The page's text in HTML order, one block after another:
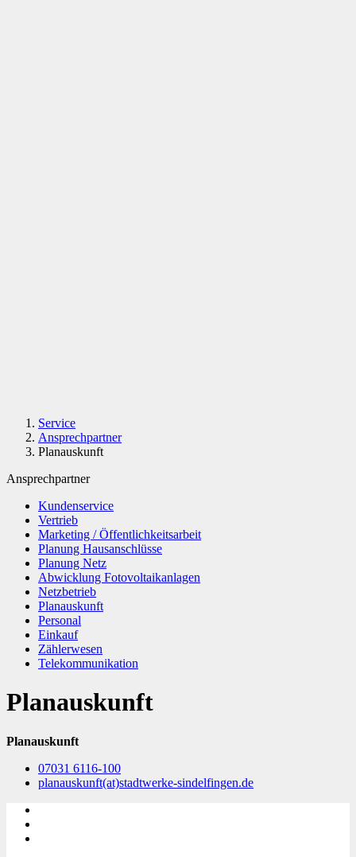
Service
Ansprechpartner
Planauskunft
Ansprechpartner
Kundenservice
Vertrieb
Marketing / Öffentlichkeitsarbeit
Planung Hausanschlüsse
Planung Netz
Abwicklung Fotovoltaikanlagen
Netzbetrieb
Planauskunft
Personal
Einkauf
Zählerwesen
Telekommunikation
Planauskunft
Planauskunft
07031 6116-100
planauskunft(at)stadtwerke-sindelfingen.de